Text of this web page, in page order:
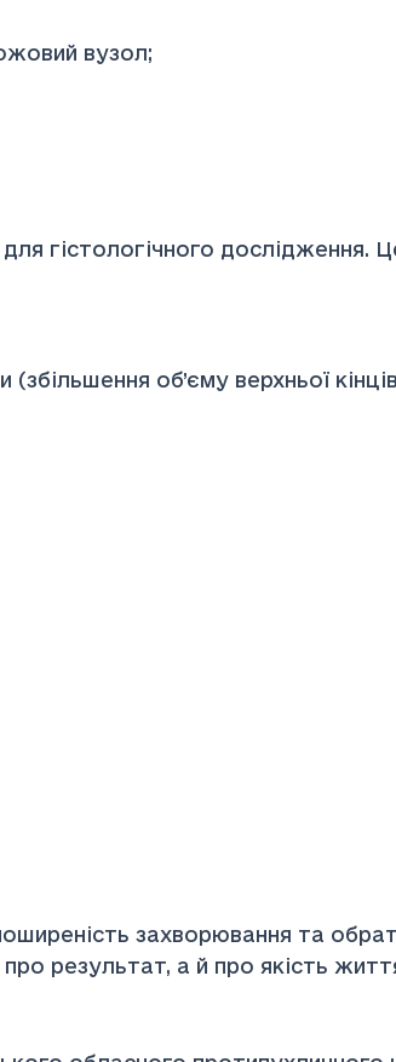
вузол;
гістологічного дослідження.
об’єму верхньої
захворювання та
результат, а й про якість